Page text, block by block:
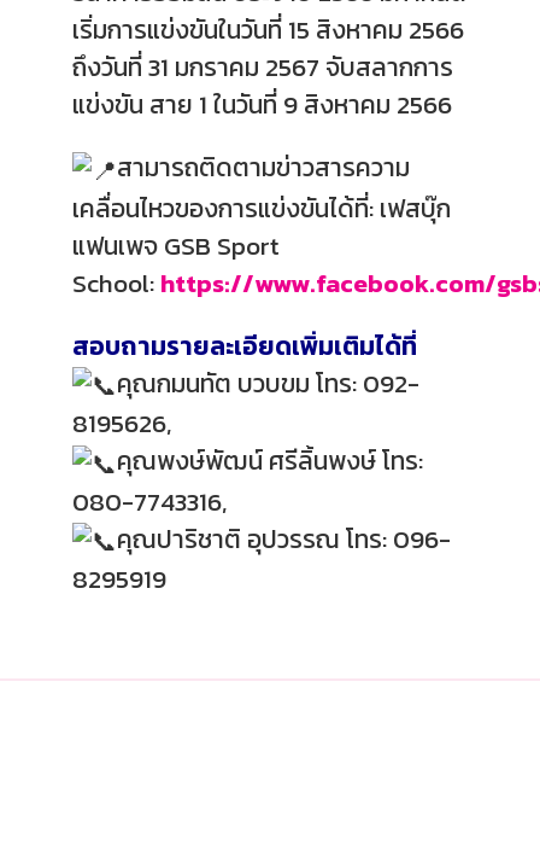
เริ่มการแข่งขันในวันที่ 15 สิงหาคม 2566
ถึงวันที่ 31 มกราคม 2567 จับสลากการ
แข่งขัน สาย 1 ในวันที่ 9 สิงหาคม 2566
สามารถติดตามข่าวสารความ
เคลื่อนไหวของการแข่งขันได้ที่: เฟสบุ๊ก
แฟนเพจ GSB Sport
School:https://www.facebook.com/
สอบถามรายละเอียดเพิ่มเติมได้ที่
คุณกมนทัต บวบขม โทร: 092-
8195626,
คุณพงษ์พัฒน์ ศรีลิ้นพงษ์ โทร:
080-7743316,
คุณปาริชาติ อุปวรรณ โทร: 096-
8295919